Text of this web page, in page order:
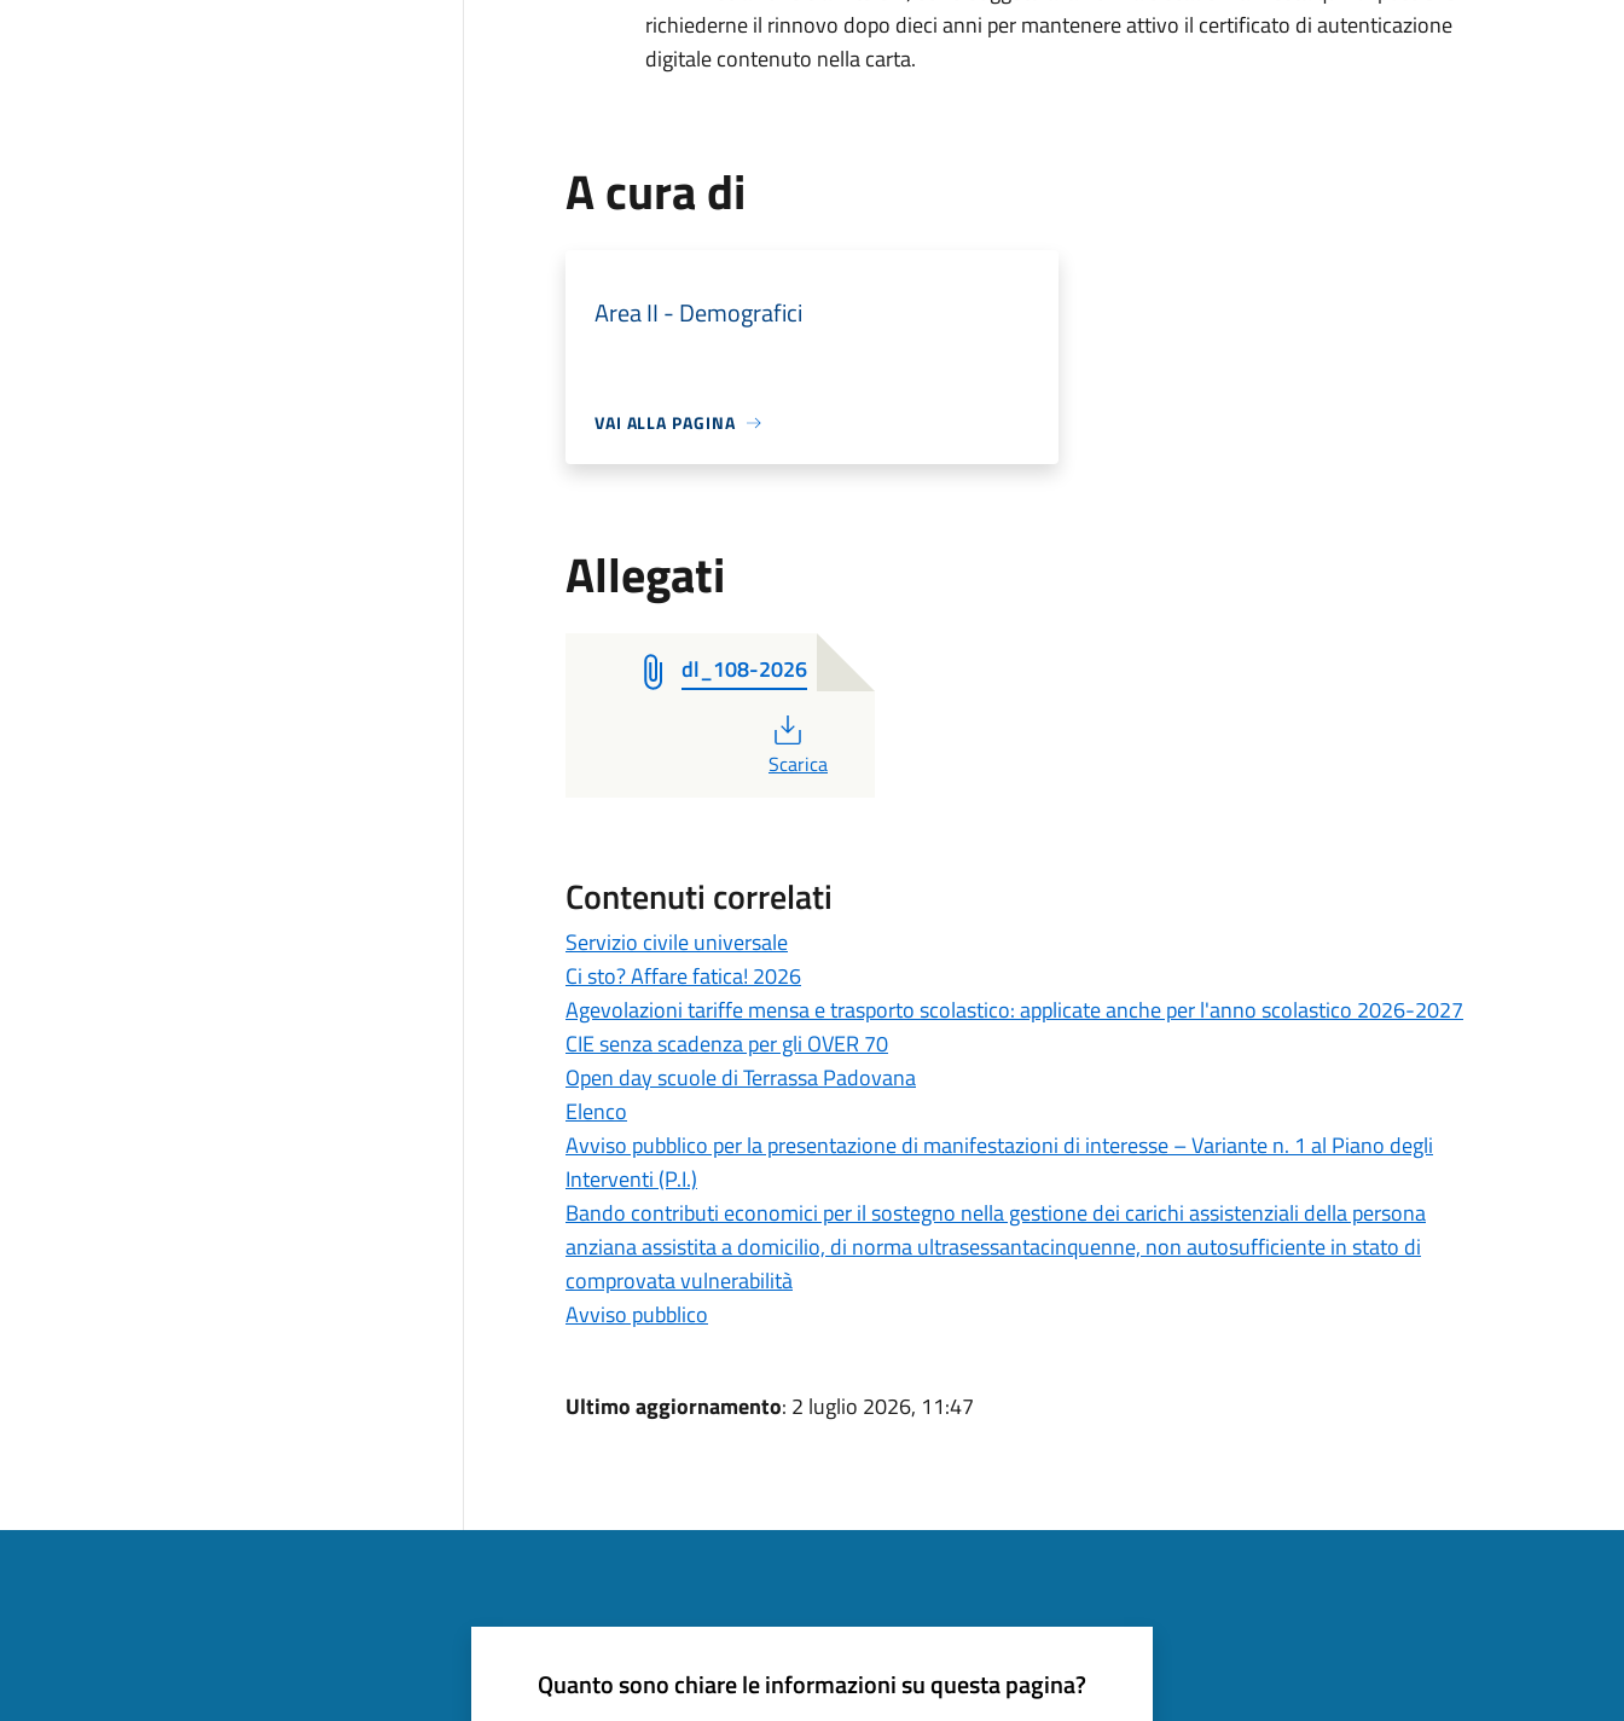
richiederne il rinnovo dopo dieci anni per mantenere attivo il certificato di autenticazione
digitale contenuto nella carta.
A cura di
Area II - Demografici
VAI ALLA PAGINA
Allegati
dl_108-2026
PDF
Scarica
Contenuti correlati
Servizio civile universale
Ci sto? Affare fatica! 2026
Agevolazioni tariffe mensa e trasporto scolastico: applicate anche per l'anno scolastico 2026-2027
CIE senza scadenza per gli OVER 70
Open day scuole di Terrassa Padovana
Elenco
Avviso pubblico per la presentazione di manifestazioni di interesse – Variante n. 1 al Piano degli
Interventi (P.I.)
Bando contributi economici per il sostegno nella gestione dei carichi assistenziali della persona
anziana assistita a domicilio, di norma ultrasessantacinquenne, non autosufficiente in stato di
comprovata vulnerabilità
Avviso pubblico
Ultimo aggiornamento: 2 luglio 2026, 11:47
Quanto sono chiare le informazioni su questa pagina?